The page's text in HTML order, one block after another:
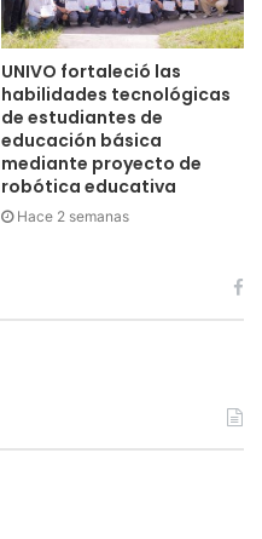
UNIVO fortaleció las
habilidades tecnológicas
de estudiantes de
educación básica
mediante proyecto de
robótica educativa
Hace 2 semanas